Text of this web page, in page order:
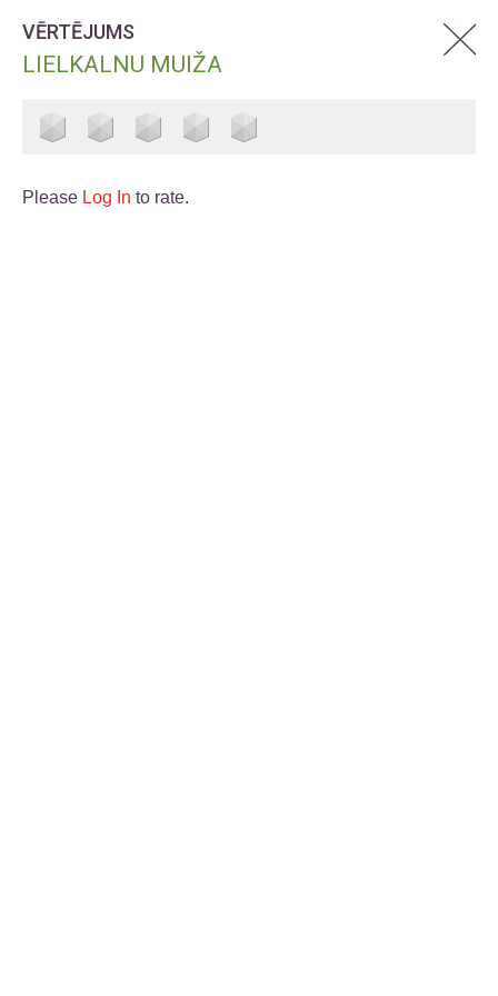
VĒRTĒJUMS
LIELKALNU MUIŽA
Please Log In to rate.